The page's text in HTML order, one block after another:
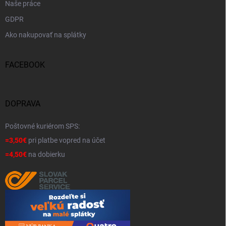
Naše práce
GDPR
Ako nakupovať na splátky
FACEBOOK
DOPRAVA
Poštovné kuriérom SPS:
=3,50€ pri platbe vopred na účet
=4,50€ na dobierku